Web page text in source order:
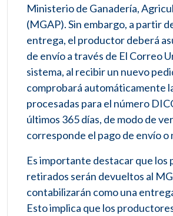
Ministerio de Ganadería,
(MGAP). Sin embargo, a partir
entrega, el productor deberá
de envío a través de El Correo
sistema, al recibir un nuevo
comprobará automáticamente
procesadas para el número
últimos 365 días, de modo de
corresponde el pago de envío o
Es importante destacar que los
retirados serán devueltos al
contabilizarán como una
Esto implica que los